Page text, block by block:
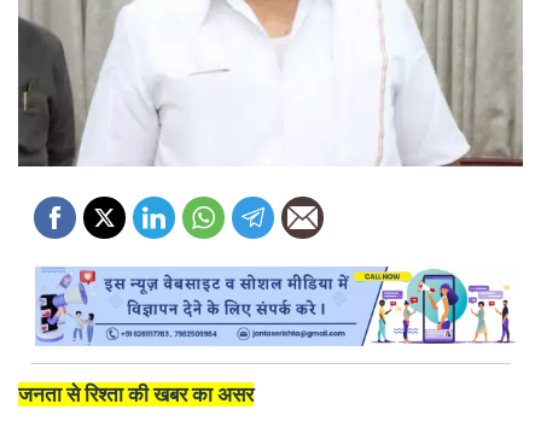
जनता से रिश्ता की खबर का असर